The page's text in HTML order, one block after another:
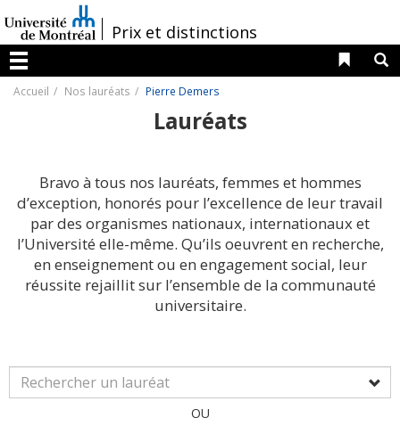
au
contenu
/Prix et distinctions
Menu
Liens
Accueil Nos lauréats Pierre Demers
Lauréats
Bravo à tous nos lauréats, femmes et hommes
d’exception, honorés pour l’excellence de leur travail
par des organismes nationaux, internationaux et
l’Université elle-même. Qu’ils oeuvrent en recherche,
en enseignement ou en engagement social, leur
réussite rejaillit sur l’ensemble de la communauté
universitaire.
OU